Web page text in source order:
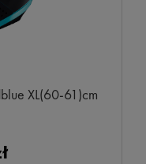
XL(60-61)cm